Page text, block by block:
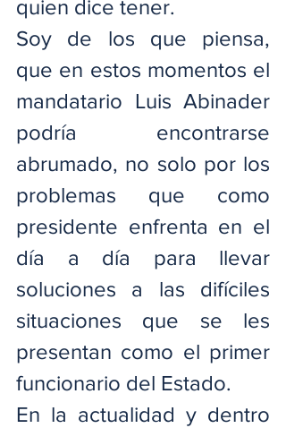
quien dice tener.
Soy de los que piensa,
que en estos momentos el
mandatario Luis Abinader
podría encontrarse
abrumado, no solo por los
problemas que como
presidente enfrenta en el
día a día para llevar
soluciones a las difíciles
situaciones que se les
presentan como el primer
funcionario del Estado.
En la actualidad y dentro